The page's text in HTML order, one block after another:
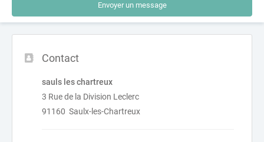
Envoyer un message
Contact
sauls les chartreux
3 Rue de la Division Leclerc
91160 Saulx-les-Chartreux